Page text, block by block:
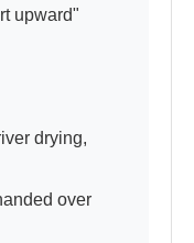
upward"
drying,
over